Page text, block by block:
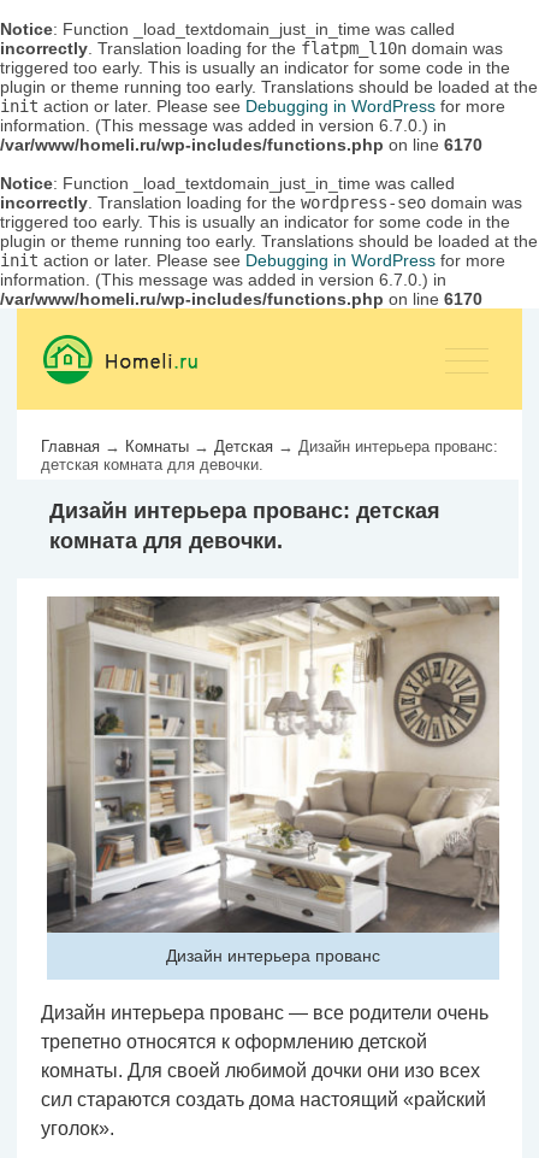
Notice: Function _load_textdomain_just_in_time was called
incorrectly . Translation loading for the flatpm_l10n domain was
triggered too early. This is usually an indicator for some code in the
plugin or theme running too early. Translations should be loaded at the
init action or later. Please see Debugging in WordPress for more
information. (This message was added in version 6.7.0.) in
/var/www/homeli.ru/wp-includes/functions.php on line 6170
Notice: Function _load_textdomain_just_in_time was called
incorrectly . Translation loading for the wordpress-seo domain was
triggered too early. This is usually an indicator for some code in the
plugin or theme running too early. Translations should be loaded at the
init action or later. Please see Debugging in WordPress for more
information. (This message was added in version 6.7.0.) in
/var/www/homeli.ru/wp-includes/functions.php on line 6170
Главная → Комнаты → Детская → Дизайн интерьера прованс:
детская комната для девочки.
Дизайн интерьера прованс: детская
комната для девочки.
Дизайн интерьера прованс
Дизайн интерьера прованс — все родители очень
трепетно относятся к оформлению детской
комнаты. Для своей любимой дочки они изо всех
сил стараются создать дома настоящий «райский
уголок».